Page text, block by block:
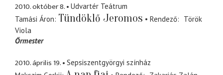
2010. október 8.
Udvartér Teátrum
Tamási Áron Tündöklő Jeromos Rendező
Török
Viola
Őrmester
2010. április 19.
Sepsiszentgyörgyi színház